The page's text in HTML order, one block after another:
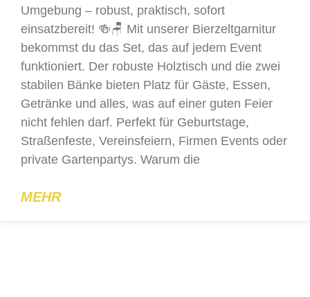
Umgebung – robust, praktisch, sofort
einsatzbereit! 🍻🪑 Mit unserer Bierzeltgarnitur
bekommst du das Set, das auf jedem Event
funktioniert. Der robuste Holztisch und die zwei
stabilen Bänke bieten Platz für Gäste, Essen,
Getränke und alles, was auf einer guten Feier
nicht fehlen darf. Perfekt für Geburtstage,
Straßenfeste, Vereinsfeiern, Firmen Events oder
private Gartenpartys. Warum die
MEHR